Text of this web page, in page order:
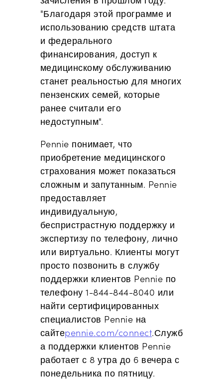
"Благодаря этой программе и
использованию средств штата
и федерального
финансирования, доступ к
медицинскому обслуживанию
станет реальностью для многих
пензенских семей, которые
ранее считали его
недоступным".
Pennie понимает, что
приобретение медицинского
страхования может показаться
сложным и запутанным. Pennie
предоставляет
индивидуальную,
беспристрастную поддержку и
экспертизу по телефону, лично
или виртуально. Клиенты могут
просто позвонить в службу
поддержки клиентов Pennie по
телефону 1-844-844-8040 или
найти сертифицированных
специалистов Pennie на
сайтеpennie.com/connect.Служб
а поддержки клиентов Pennie
работает с 8 утра до 6 вечера с
понедельника по пятницу.